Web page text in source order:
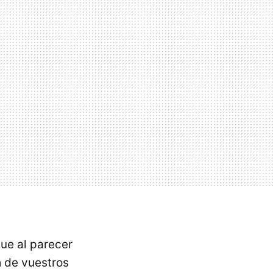
al parecer
de vuestros